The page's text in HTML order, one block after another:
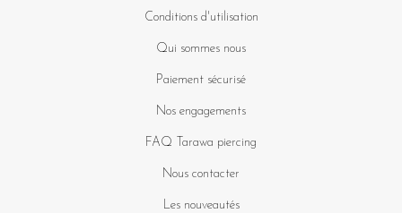
Conditions d'utilisation
Qui sommes nous
Paiement sécurisé
Nos engagements
FAQ Tarawa piercing
Nous contacter
Les nouveautés